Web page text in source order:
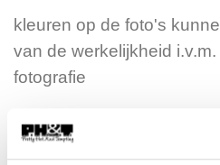
kleuren op de foto's
van de werkelijkheid
fotografie
Uitverkocht
Artikelnummer:HG-10017